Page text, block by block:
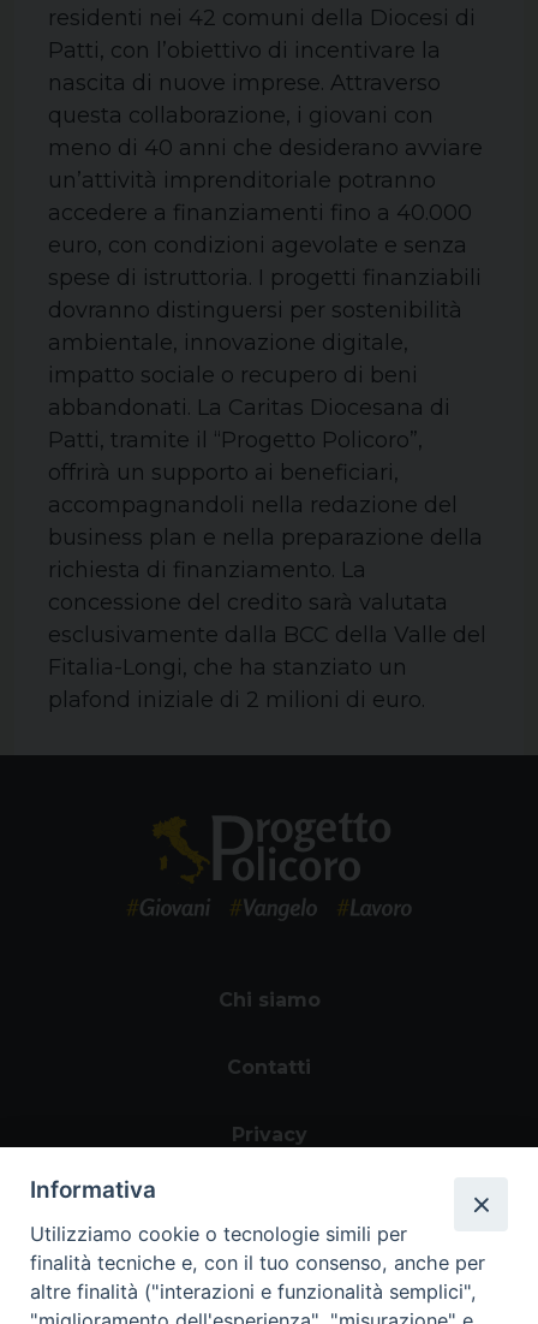
residenti nei 42 comuni della Diocesi di
Patti, con l’obiettivo di incentivare la
nascita di nuove imprese. Attraverso
questa collaborazione, i giovani con
meno di 40 anni che desiderano avviare
un’attività imprenditoriale potranno
accedere a finanziamenti fino a 40.000
euro, con condizioni agevolate e senza
spese di istruttoria. I progetti finanziabili
dovranno distinguersi per sostenibilità
ambientale, innovazione digitale,
impatto sociale o recupero di beni
abbandonati. La Caritas Diocesana di
Patti, tramite il “Progetto Policoro”,
offrirà un supporto ai beneficiari,
accompagnandoli nella redazione del
business plan e nella preparazione della
richiesta di finanziamento. La
concessione del credito sarà valutata
esclusivamente dalla BCC della Valle del
Fitalia-Longi, che ha stanziato un
plafond iniziale di 2 milioni di euro.
Chi siamo
Contatti
Privacy
Informativa
Utilizziamo cookie o tecnologie simili per
finalità tecniche e, con il tuo consenso, anche per
altre finalità ("interazioni e funzionalità semplici",